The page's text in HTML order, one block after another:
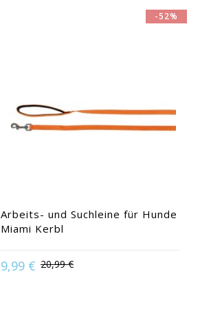
-52%
Arbeits- und Suchleine für Hunde
Miami Kerbl
9,99 € 20,99 €
Available in: